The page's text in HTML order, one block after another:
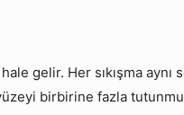
gelir. Her sıkışma
birbirine fazla